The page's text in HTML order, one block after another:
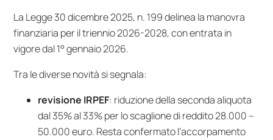
La Legge 30 dicembre 2025, n. 199delinea la manovra
finanziaria per il triennio 2026-2028, con entrata in
vigore dal 1° gennaio 2026.
Tra le diverse novità si segnala:
revisione IRPEF: riduzione della seconda aliquota
dal 35% al 33% per lo scaglione di reddito 28.000 –
50.000 euro. Resta confermato l’accorpamento